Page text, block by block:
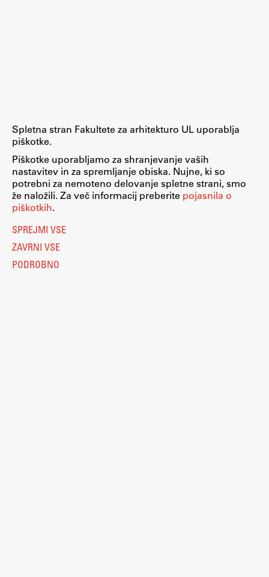
Spletna stran Fakultete za arhitekturo UL uporablja
piškotke.
Piškotke uporabljamo za shranjevanje vaših
nastavitev in za spremljanje obiska. Nujne, ki so
potrebni za nemoteno delovanje spletne strani, smo
že naložili. Za več informacij preberite pojasnila o
piškotkih.
SPREJMI VSE
ZAVRNI VSE
PODROBNO